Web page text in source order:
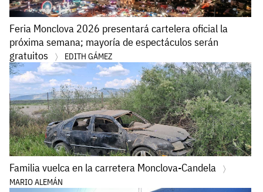
Feria Monclova 2026 presentará cartelera oficial la
próxima semana; mayoría de espectáculos serán
gratuitos
EDITH GÁMEZ
Familia vuelca en la carretera Monclova-Candela
MARIO ALEMÁN